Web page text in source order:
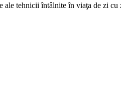
ale tehnicii întâlnite în viaţa de zi cu